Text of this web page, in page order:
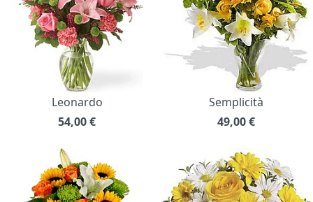
Leonardo
54,00€
Semplicità
49,00€